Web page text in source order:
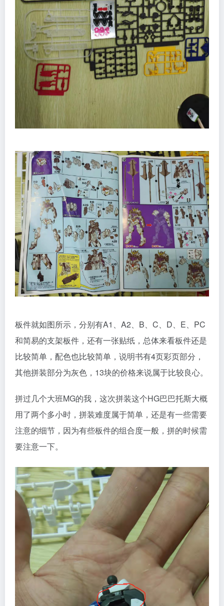
板件就如图所示，分别有A1、A2、B、C、D、E、PC
和简易的支架板件，还有一张贴纸，总体来看板件还是
比较简单，配色也比较简单，说明书有4页彩页部分，
其他拼装部分为灰色，13块的价格来说属于比较良心。
拼过几个大班MG的我，这次拼装这个HG巴巴托斯大概
用了两个多小时，拼装难度属于简单，还是有一些需要
注意的细节，因为有些板件的组合度一般，拼的时候需
要注意一下。